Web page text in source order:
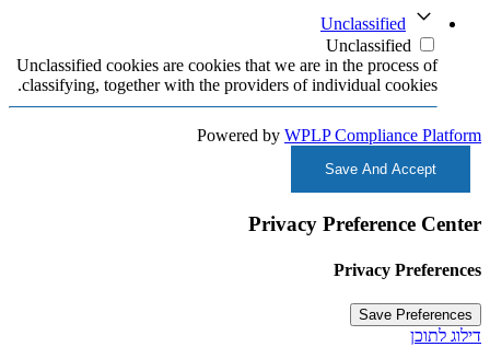
Unclassified
Unclassified
Unclassified cookies are cookies that we are in the process of
classifying, together with the providers of individual cookies.
Powered by WPLP Compliance Platform
Save And Accept
Privacy Preference Center
Privacy Preferences
דילוג לתוכן